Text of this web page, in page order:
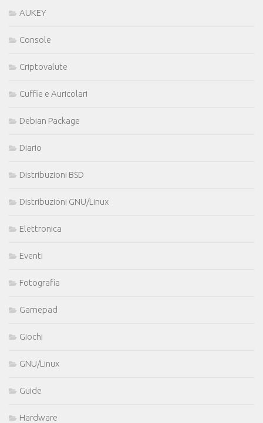
AUKEY
Console
Criptovalute
Cuffie e Auricolari
Debian Package
Diario
Distribuzioni BSD
Distribuzioni GNU/Linux
Elettronica
Eventi
Fotografia
Gamepad
Giochi
GNU/Linux
Guide
Hardware